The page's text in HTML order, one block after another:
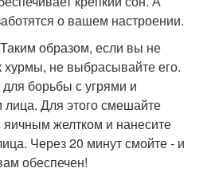
о вашем настроении.
образом, если вы не
хурмы, не выбрасывайте его.
борьбы с угрями и
Для этого смешайте
яичным желтком и нанесите
Через 20 минут смойте - и
обеспечен!